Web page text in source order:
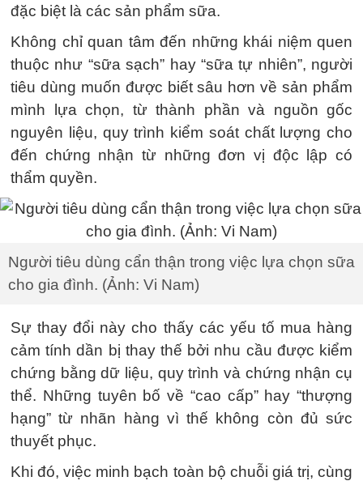
đặc biệt là các sản phẩm sữa.
Không chỉ quan tâm đến những khái niệm quen
thuộc như “sữa sạch” hay “sữa tự nhiên”, người
tiêu dùng muốn được biết sâu hơn về sản phẩm
mình lựa chọn, từ thành phần và nguồn gốc
nguyên liệu, quy trình kiểm soát chất lượng cho
đến chứng nhận từ những đơn vị độc lập có
thẩm quyền.
Người tiêu dùng cẩn thận trong việc lựa chọn sữa
cho gia đình. (Ảnh: Vi Nam)
Sự thay đổi này cho thấy các yếu tố mua hàng
cảm tính dần bị thay thế bởi nhu cầu được kiểm
chứng bằng dữ liệu, quy trình và chứng nhận cụ
thể. Những tuyên bố về “cao cấp” hay “thượng
hạng” từ nhãn hàng vì thế không còn đủ sức
thuyết phục.
Khi đó, việc minh bạch toàn bộ chuỗi giá trị, cùng